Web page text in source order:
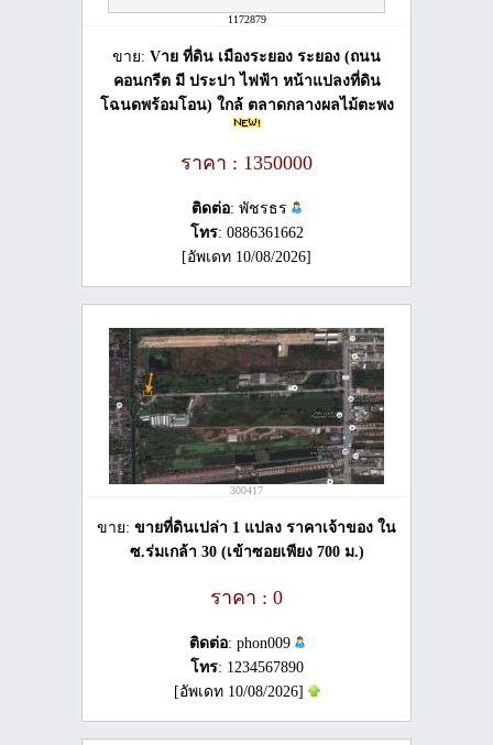
1172879
ขาย: Vาย ที่ดิน เมืองระยอง ระยอง (ถนน
คอนกรีต มี ประปา ไฟฟ้า หน้าแปลงที่ดิน
โฉนดพร้อมโอน) ใกล้ ตลาดกลางผลไม้ตะพง
ราคา : 1350000
ติดต่อ: พัชรธร
โทร: 0886361662
[อัพเดท 10/08/2026]
300417
ขาย: ขายที่ดินเปล่า 1 แปลง ราคาเจ้าของ ใน
ซ.ร่มเกล้า 30 (เข้าซอยเพียง 700 ม.)
ราคา : 0
ติดต่อ: phon009
โทร: 1234567890
[อัพเดท 10/08/2026]